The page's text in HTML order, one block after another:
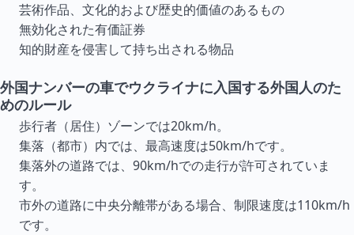
芸術作品、文化的および歴史的価値のあるもの
無効化された有価証券
知的財産を侵害して持ち出される物品
外国ナンバーの車でウクライナに入国する外国人のた
めのルール
歩行者（居住）ゾーンでは20km/h。
集落（都市）内では、最高速度は50km/hです。
集落外の道路では、90km/hでの走行が許可されていま
す。
市外の道路に中央分離帯がある場合、制限速度は110km/h
です。